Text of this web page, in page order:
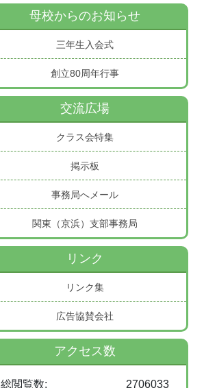
母校からのお知らせ
三年生入会式
創立80周年行事
交流広場
クラス会特集
掲示板
事務局へメール
関東（京浜）支部事務局
リンク
リンク集
広告協賛会社
アクセス数
2706033
総閲覧数: